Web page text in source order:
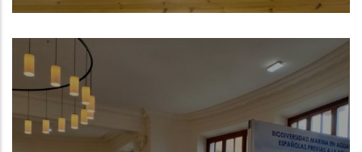
Museo de las Historias del Mar (Navia)
NUEVO